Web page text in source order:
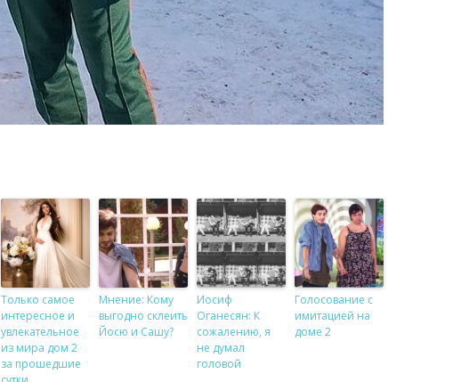
Только самое
интересное и
увлекательное
из мира дом 2
за прошедшие
Мнение: Кому
выгодно склеить
Йосю и Сашу?
Иосиф
Оганесян: К
сожалению, я
не думал
головой
Голосование с
имитацией на
доме 2